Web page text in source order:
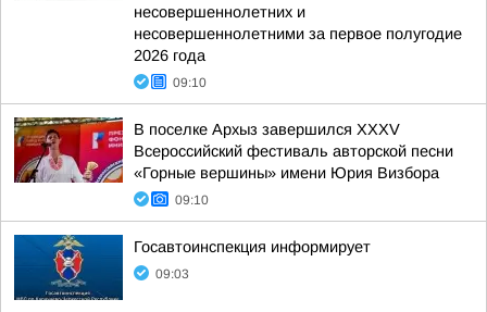
несовершеннолетних и
несовершеннолетними за первое полугодие
2026 года
09:10
В поселке Архыз завершился XXXV
Всероссийский фестиваль авторской песни
«Горные вершины» имени Юрия Визбора
09:10
Госавтоинспекция информирует
09:03